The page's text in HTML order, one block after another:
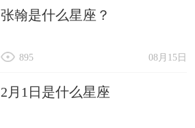
张翰是什么星座？
08月15日
895
2月1日是什么星座